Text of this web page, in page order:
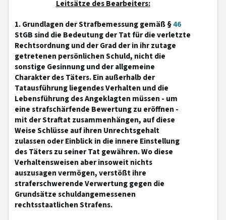
Leitsätze des Bearbeiters:
1. Grundlagen der Strafbemessung gemäß §46
StGB sind die Bedeutung der Tat für die verletzte
Rechtsordnung und der Grad der in ihr zutage
getretenen persönlichen Schuld, nicht die
sonstige Gesinnung und der allgemeine
Charakter des Täters. Ein außerhalb der
Tatausführung liegendes Verhalten und die
Lebensführung des Angeklagten müssen - um
eine strafschärfende Bewertung zu eröffnen -
mit der Straftat zusammenhängen, auf diese
Weise Schlüsse auf ihren Unrechtsgehalt
zulassen oder Einblick in die innere Einstellung
des Täters zu seiner Tat gewähren. Wo diese
Verhaltensweisen aber insoweit nichts
auszusagen vermögen, verstößt ihre
straferschwerende Verwertung gegen die
Grundsätze schuldangemessenen
rechtsstaatlichen Strafens.